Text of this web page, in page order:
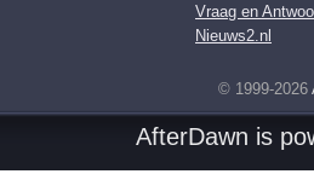
Vraag en
Nieuws2.nl
© 1999-2026
AfterDawn is